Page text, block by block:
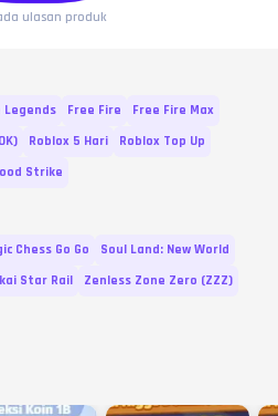
ulasan produk
Legends Free Fire
Free Fire Max
Roblox 5 Hari
Roblox Top Up
Strike
Chess Go Go
Soul Land: New World
Star Rail
Zenless Zone Zero (ZZZ)